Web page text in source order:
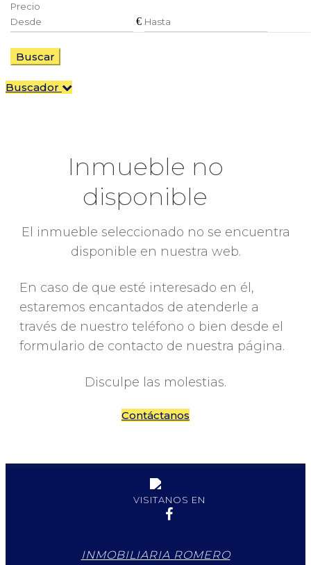
Precio
€
Buscar
Buscador
Inmueble no
disponible
El inmueble seleccionado no se encuentra
disponible en nuestra web.
En caso de que esté interesado en él,
estaremos encantados de atenderle a
través de nuestro teléfono o bien desde el
formulario de contacto de nuestra página.
Disculpe las molestias.
Contáctanos
VISITANOS EN
INMOBILIARIA ROMERO